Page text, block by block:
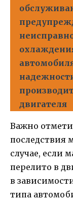
двигателя
Важно
последствия
случае, если
перелито в
в
типа